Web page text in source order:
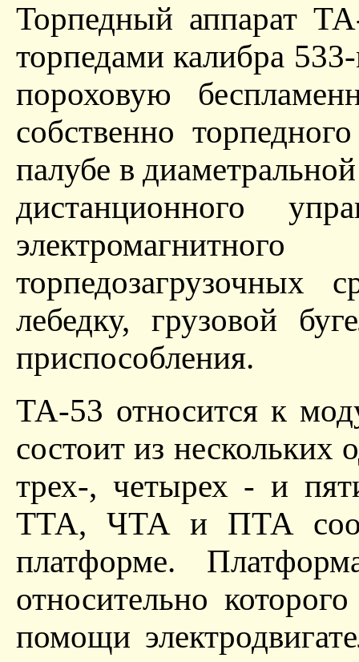
Торпедный аппарат
торпедами калибра
пороховую
собственно
палубе в
дистанционного
торпедозагрузочных
лебедку, грузовой
приспособления.
ТА-53 относится к
состоит из
трех-, четырех - и
ТТА, ЧТА и ПТА
платформе.
относительно
помощи